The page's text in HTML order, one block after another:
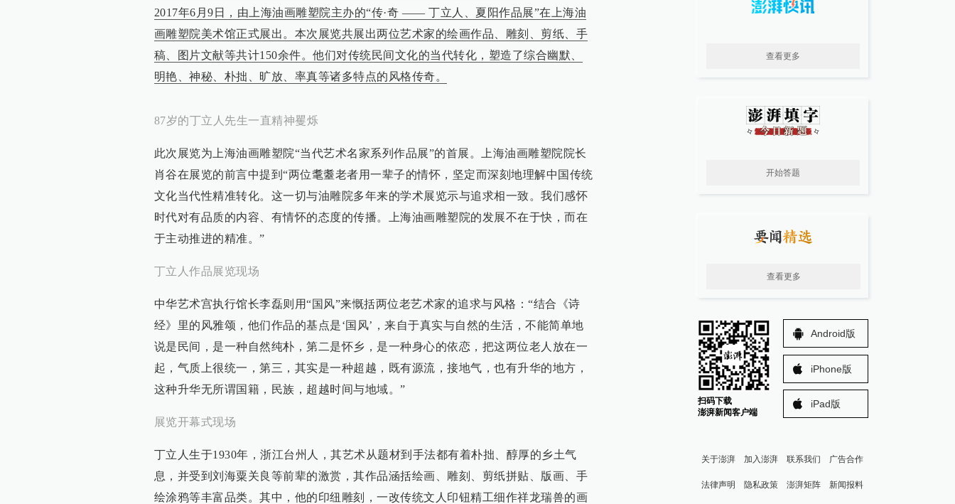
2017年6月9日，由上海油画雕塑院主办的“传·奇 —— 丁立人、夏阳作品展”在上海油
画雕塑院美术馆正式展出。本次展览共展出两位艺术家的绘画作品、雕刻、剪纸、手
稿、图片文献等共计150余件。他们对传统民间文化的当代转化，塑造了综合幽默、
明艳、神秘、朴拙、旷放、率真等诸多特点的风格传奇。
87岁的丁立人先生一直精神矍烁
此次展览为上海油画雕塑院“当代艺术名家系列作品展”的首展。上海油画雕塑院院长
肖谷在展览的前言中提到“两位耄耋老者用一辈子的情怀，坚定而深刻地理解中国传统
文化当代性精准转化。这一切与油雕院多年来的学术展览示与追求相一致。我们感怀
时代对有品质的内容、有情怀的态度的传播。上海油画雕塑院的发展不在于快，而在
于主动推进的精准。”
丁立人作品展览现场
中华艺术宫执行馆长李磊则用“国风”来慨括两位老艺术家的追求与风格：“结合《诗
经》里的风雅颂，他们作品的基点是‘国风’，来自于真实与自然的生活，不能简单地
说是民间，是一种自然纯朴，第二是怀乡，是一种身心的依恋，把这两位老人放在一
起，气质上很统一，第三，其实是一种超越，既有源流，接地气，也有升华的地方，
这种升华无所谓国籍，民族，超越时间与地域。”
展览开幕式现场
丁立人生于1930年，浙江台州人，其艺术从题材到手法都有着朴拙、醇厚的乡土气
息，并受到刘海粟关良等前辈的激赏，其作品涵括绘画、雕刻、剪纸拼贴、版画、手
绘涂鸦等丰富品类。其中，他的印纽雕刻，一改传统文人印钮精工细作祥龙瑞兽的画
查看更多
开始答题
查看更多
扫码下载
澎湃新闻客户端
Android版
iPhone版
iPad版
关于澎湃 加入澎湃 联系我们 广告合作
法律声明 隐私政策 澎湃矩阵 新闻报料